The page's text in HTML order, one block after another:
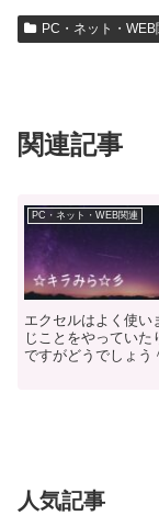
PC・ネット・WEB
関連記事
PC・ネット・WEB関連
エクセルはよく使い
じことをやってい
ですがどうでしょう
人気記事